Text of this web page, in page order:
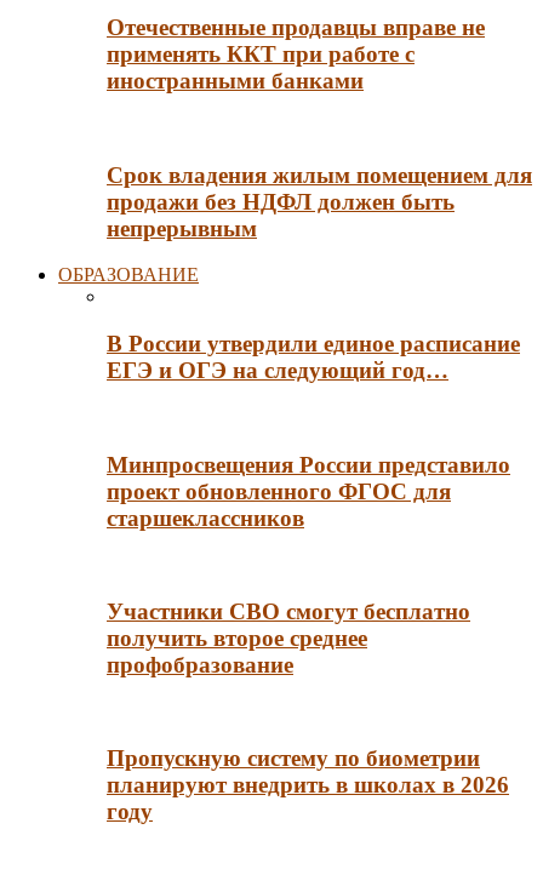
Отечественные продавцы вправе не
применять ККТ при работе с
иностранными банками
Срок владения жилым помещением для
продажи без НДФЛ должен быть
непрерывным
ОБРАЗОВАНИЕ
В России утвердили единое расписание
ЕГЭ и ОГЭ на следующий год…
Минпросвещения России представило
проект обновленного ФГОС для
старшеклассников
Участники СВО смогут бесплатно
получить второе среднее
профобразование
Пропускную систему по биометрии
планируют внедрить в школах в 2026
году